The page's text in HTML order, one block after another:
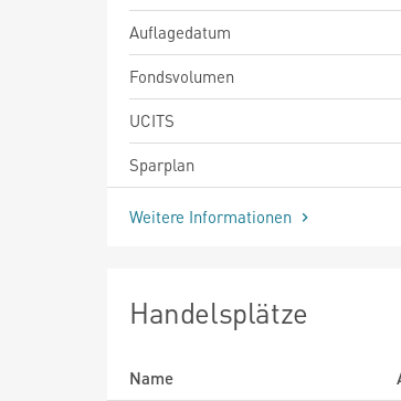
Auflagedatum
Fondsvolumen
UCITS
Sparplan
Weitere Informationen
Handelsplätze
Name